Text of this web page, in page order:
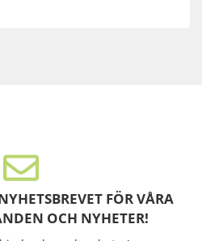
FÖR VÅRA
OCH NYHETER!